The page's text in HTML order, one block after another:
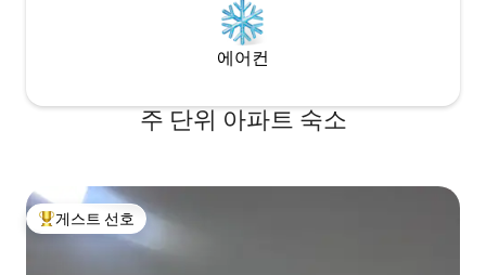
에어컨
주 단위 아파트 숙소
상위 게스트 선호
게스트 선호